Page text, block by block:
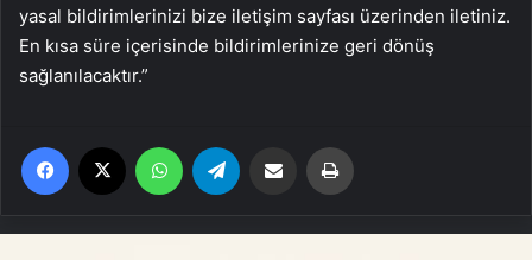
yasal bildirimlerinizi bize iletişim sayfası üzerinden iletiniz.
En kısa süre içerisinde bildirimlerinize geri dönüş
sağlanılacaktır.”
Facebook WhatsApp Email'den paylaş